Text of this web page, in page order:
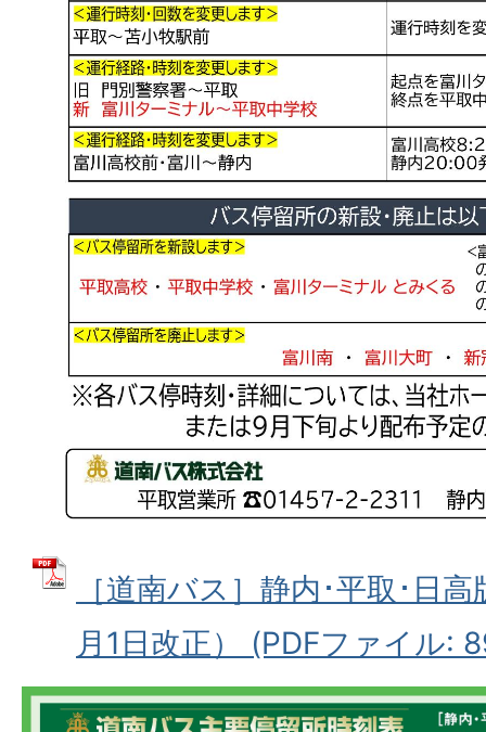
［道南バス］静内･平取･日
月1日改正） (PDFファイル: